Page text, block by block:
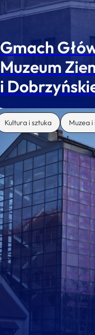
Gmach
Muzeum
i
Kultura i sztuka Muzea